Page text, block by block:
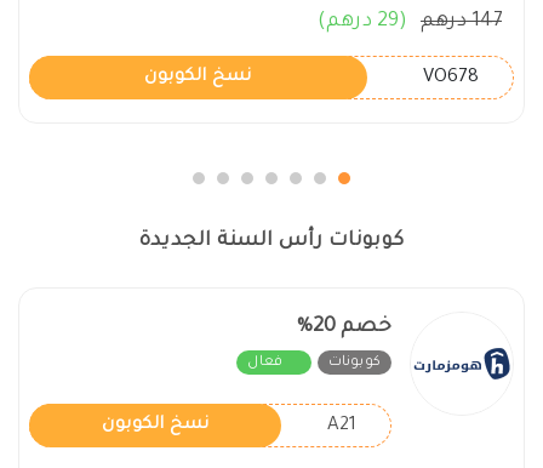
147 درهم
(29 درهم)
VO678 نسخ الكوبون
كوبونات رأس السنة الجديدة
خصم 20%
كوبونات فعال
A21 نسخ الكوبون